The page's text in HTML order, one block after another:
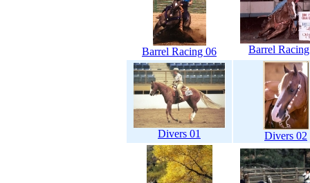
Barrel Racing 06 Barrel
Divers 01 Divers 02